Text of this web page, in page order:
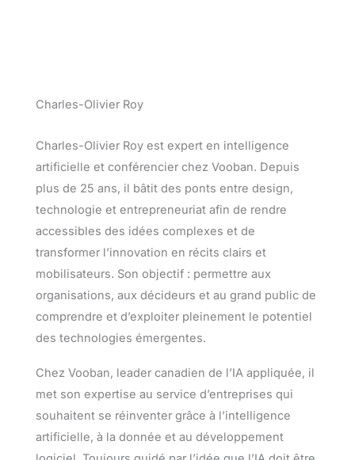
Charles-Olivier Roy
Charles-Olivier Roy est expert en intelligence
artificielle et conférencier chez Vooban. Depuis
plus de 25 ans, il bâtit des ponts entre design,
technologie et entrepreneuriat afin de rendre
accessibles des idées complexes et de
transformer l’innovation en récits clairs et
mobilisateurs. Son objectif : permettre aux
organisations, aux décideurs et au grand public de
comprendre et d’exploiter pleinement le potentiel
des technologies émergentes.
Chez Vooban, leader canadien de l’IA appliquée, il
met son expertise au service d’entreprises qui
souhaitent se réinventer grâce à l’intelligence
artificielle, à la donnée et au développement